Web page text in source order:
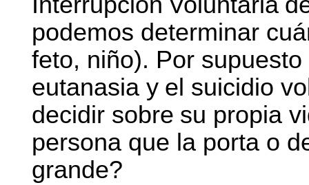
podemos determinar
feto, niño). Por
eutanasia y el suicidio
decidir sobre su propia
persona que la porta o
grande?